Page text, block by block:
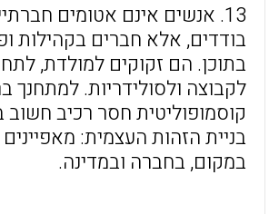
13. אנשים אינם אטומים
בודדים, אלא חברים בקהילות
בתוכן. הם זקוקים למולדת,
לקבוצה ולסולידריות. למתחנך
קוסמופוליטית חסר רכיב חשוב
בניית הזהות העצמית:
במקום, בחברה ובמדינה.